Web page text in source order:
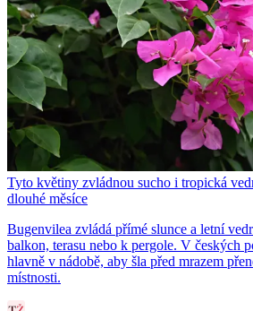
Tyto květiny zvládnou sucho i tropická
dlouhé měsíce
Bugenvilea zvládá přímé slunce a letní
balkon, terasu nebo k pergole. V českých
hlavně v nádobě, aby šla před mrazem
místnosti.